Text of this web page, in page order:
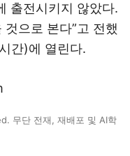
출전시키지 않았다.
으로 본다”고 전했
간)에 열린다.
무단 전재, 재배포 및 AI학